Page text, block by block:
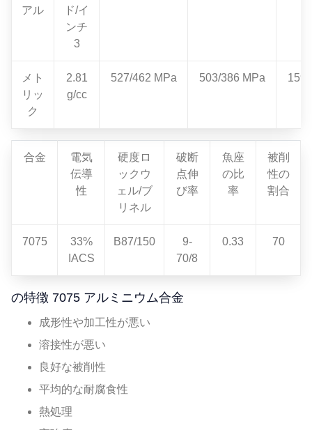
アル
ド/イ
ンチ
3
メト
リッ
ク
2.81
g/cc
527/462 MPa 503/386 MPa 159/
合金
電気
伝導
性
硬度ロ
ックウ
ェル/ブ
リネル
破断
点伸
び率
魚座
の比
率
被削
性の
割合
7075
33%
IACS
B87/150
9-
70/8
0.33 70
の特徴 7075 アルミニウム合金
成形性や加工性が悪い
溶接性が悪い
良好な被削性
平均的な耐腐食性
熱処理